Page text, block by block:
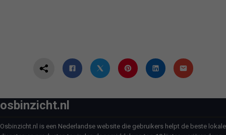
osbinzicht.nl
Osbinzicht.nl is een Nederlandse website die gebruikers helpt de beste lokale